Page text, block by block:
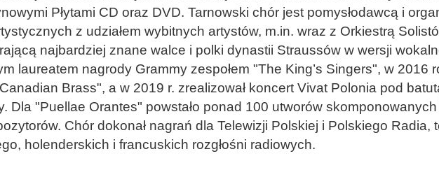
Płytami CD oraz DVD. Tarnowski chór jest pomysłodawcą i
z udziałem wybitnych artystów, m.in. wraz z Orkiestrą
najbardziej znane walce i polki dynastii Straussów w wersji
laureatem nagrody Grammy zespołem "The King’s Singers", w 2016
Brass", a w 2019 r. zrealizował koncert Vivat Polonia pod
Dla "Puellae Orantes" powstało ponad 100 utworów skomponowanych
Chór dokonał nagrań dla Telewizji Polskiej i Polskiego Radia,
holenderskich i francuskich rozgłośni radiowych.